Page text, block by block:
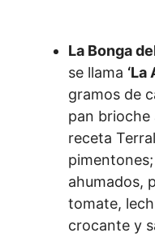
La Bonga
se llama ‘La
gramos de
pan brioche
receta
ahumados,
tomate,
crocante y